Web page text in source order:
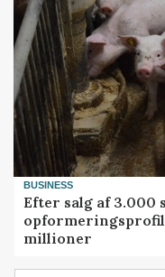
BUSINESS
Efter salg af 3.000
millioner